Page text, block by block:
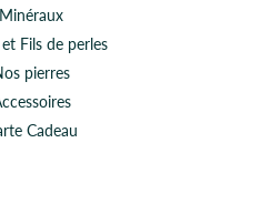
Minéraux
Fils de perles
pierres
Cadeau